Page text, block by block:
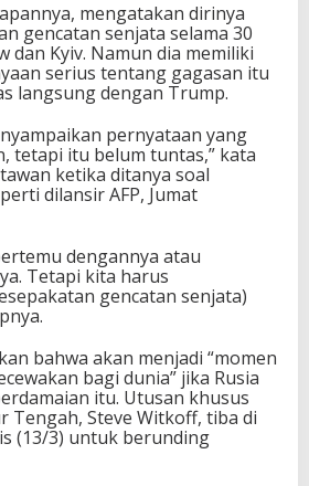
mengatakan dirinya
gencatan senjata selama 30
dan Kyiv. Namun dia memiliki
serius tentang gagasan itu
langsung dengan Trump.
pernyataan yang
tetapi itu belum tuntas,” kata
ketika ditanya soal
dilansir AFP, Jumat
dengannya atau
Tetapi kita harus
gencatan senjata)
bahwa akan menjadi “momen
bagi dunia” jika Rusia
itu. Utusan khusus
Tengah, Steve Witkoff, tiba di
(13/3) untuk berunding